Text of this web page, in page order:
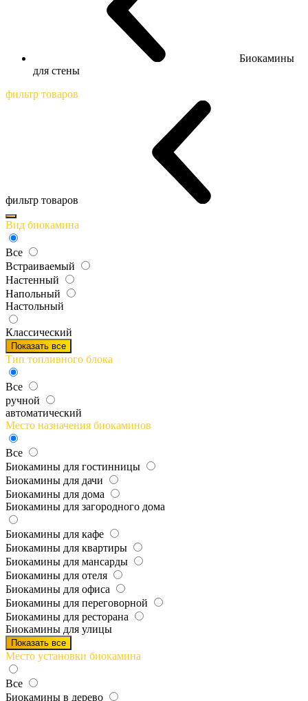
Биокамины
для стены
фильтр товаров
фильтр товаров
Вид биокамина
Все
Встраиваемый
Настенный
Напольный
Настольный
Классический
Показать все
Тип топливного блока
Все
ручной
автоматический
Место назначения биокаминов
Все
Биокамины для гостинницы
Биокамины для дачи
Биокамины для дома
Биокамины для загородного дома
Биокамины для кафе
Биокамины для квартиры
Биокамины для мансарды
Биокамины для отеля
Биокамины для офиса
Биокамины для переговорной
Биокамины для ресторана
Биокамины для улицы
Показать все
Место установки биокамина
Все
Биокамины в дерево